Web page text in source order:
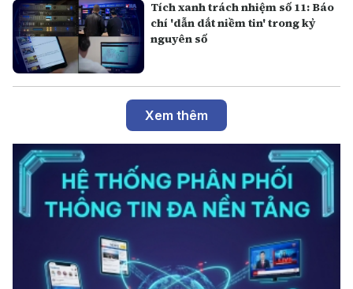
Tích xanh trách nhiệm số 11: Báo
chí 'dẫn dắt niềm tin' trong kỷ
nguyên số
Xem thêm